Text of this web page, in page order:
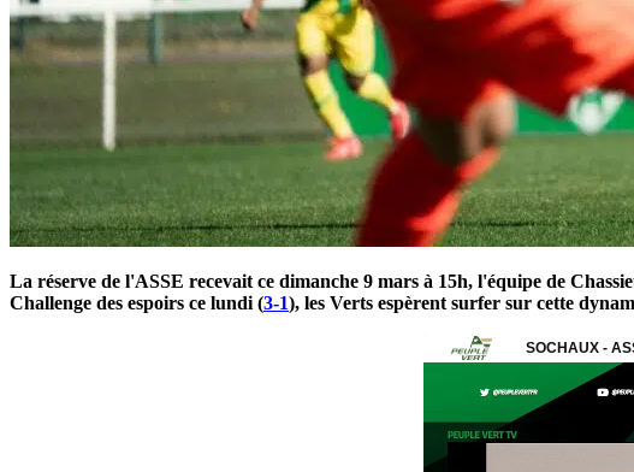
La réserve de l'ASSE recevait ce dimanche 9 mars à 15h, l'équipe de
Challenge des espoirs ce lundi (3-1), les Verts espèrent surfer sur cette